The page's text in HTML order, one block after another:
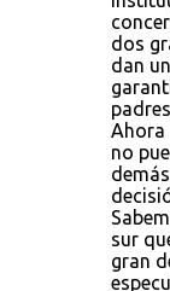
dos
dan
Ahora
no
sur
gran